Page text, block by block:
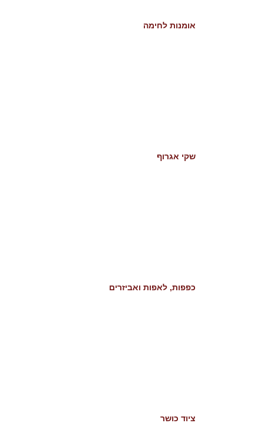
אומנות לחימה
שקי אגרוף
כפפות, לאפות ואביזרים
ציוד כושר